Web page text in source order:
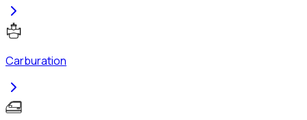
Carburation